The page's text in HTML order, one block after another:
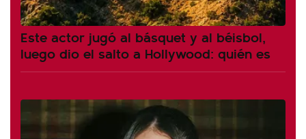
Este actor jugó al básquet y al béisbol,
luego dio el salto a Hollywood: quién es